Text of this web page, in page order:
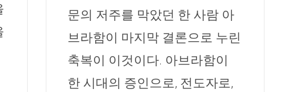
문의 저주를 막았던 한 사람 아
브라함이 마지막 결론으로 누린
축복이 이것이다. 아브라함이
한 시대의 증인으로, 전도자로,